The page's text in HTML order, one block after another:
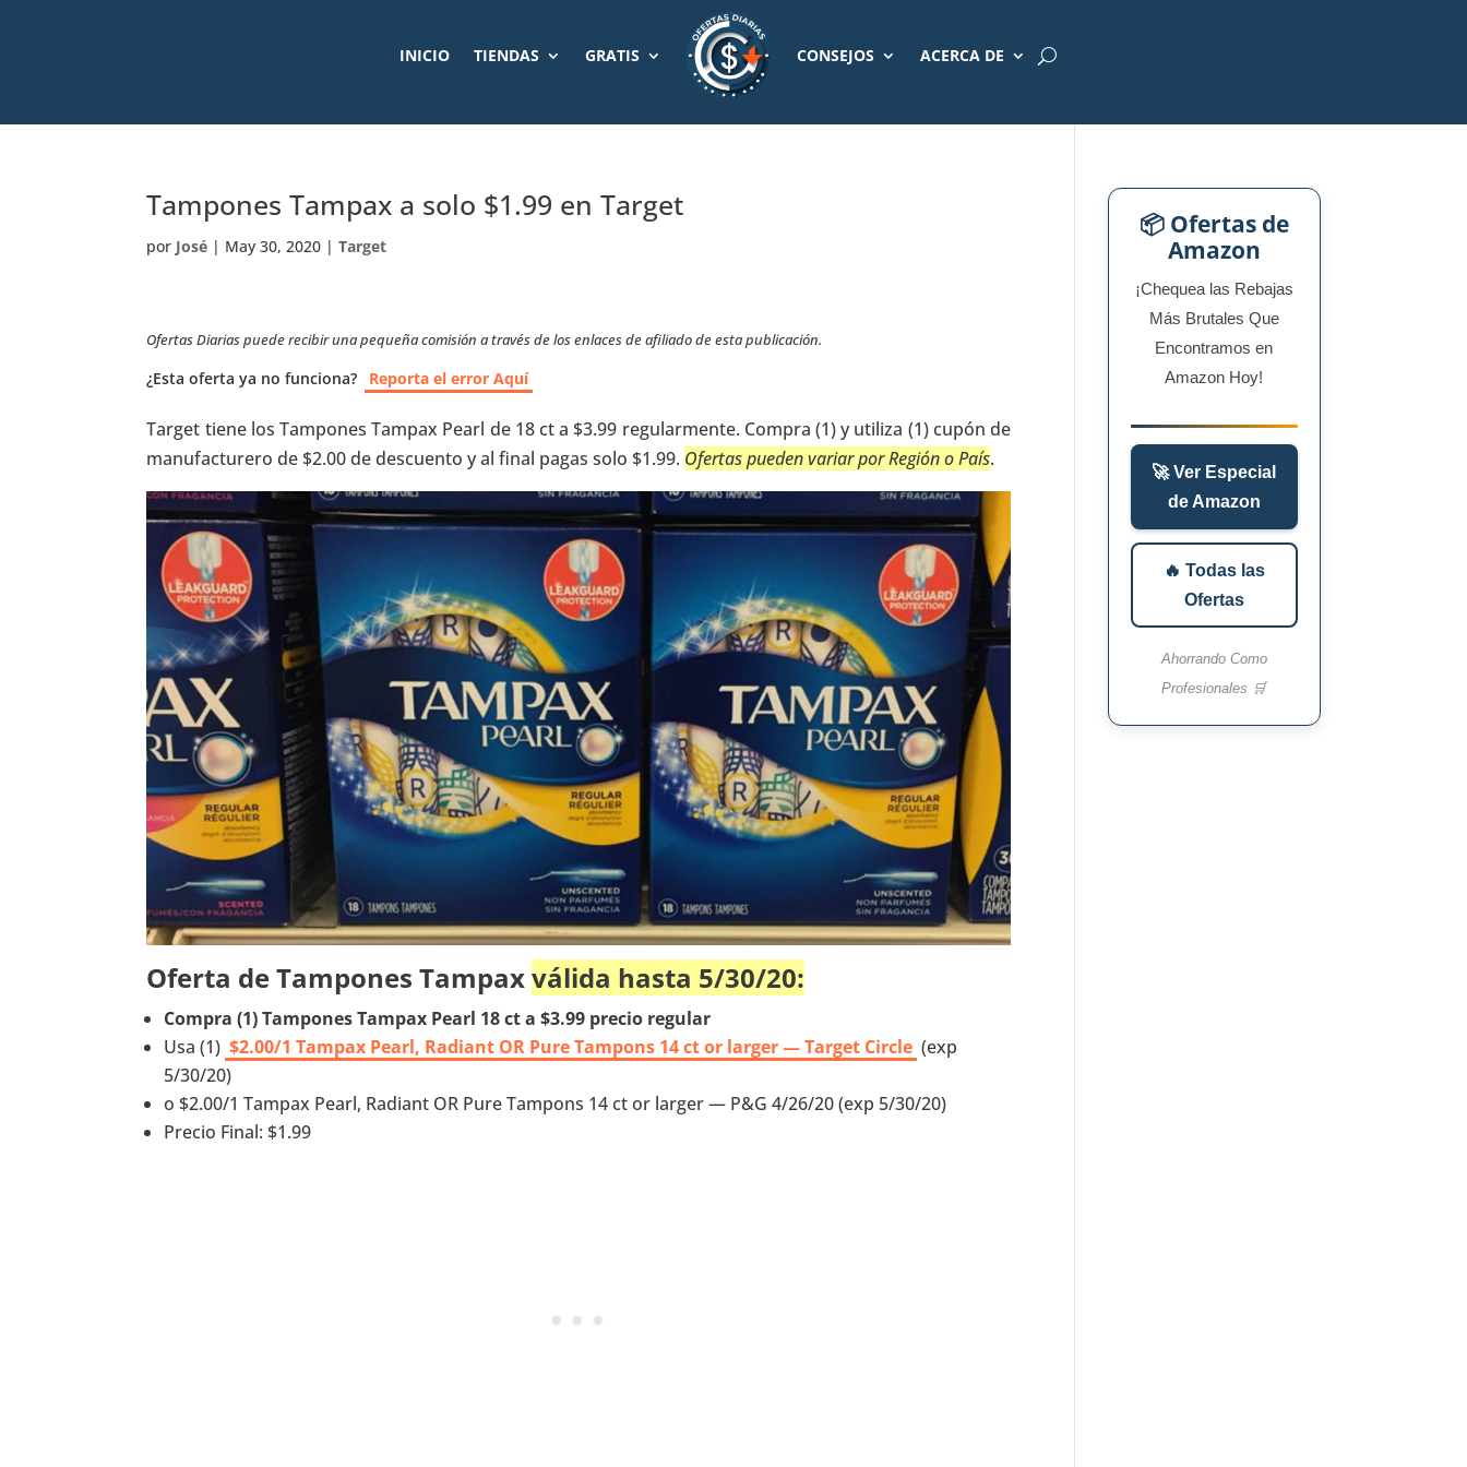
INICIO TIENDAS GRATIS CONSEJOS ACERCA DE
Tampones Tampax a solo $1.99 en Target
por José | May 30, 2020 |Target
Ofertas Diarias puede recibir una pequeña comisión a través de los enlaces de afiliado de esta publicación.
¿Esta oferta ya no funciona? Reporta el error Aquí
Target tiene los Tampones Tampax Pearl de 18 ct a $3.99 regularmente. Compra (1) y utiliza (1) cupón de
manufacturero de $2.00 de descuento y al final pagas solo $1.99. Ofertas pueden variar por Región o País.
Oferta de Tampones Tampaxválida hasta 5/30/20:
Compra (1) Tampones Tampax Pearl 18 ct a $3.99 precio regular
Usa (1) $2.00/1 Tampax Pearl, Radiant OR Pure Tampons 14 ct or larger — Target Circle (exp
5/30/20)
o $2.00/1 Tampax Pearl, Radiant OR Pure Tampons 14 ct or larger — P&G 4/26/20 (exp 5/30/20)
Precio Final: $1.99
📦 Ofertas de
Amazon
¡Chequea las Rebajas
Más Brutales Que
Encontramos en
Amazon Hoy!
🚀 Ver Especial
de Amazon
🔥 Todas las
Ofertas
Ahorrando Como
Profesionales 🛒